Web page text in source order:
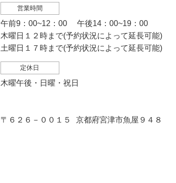
営業時間
午前9：00~12：00 午後14：00~19：00
木曜日１２時まで(予約状況によって延長可能)
土曜日１７時まで(予約状況によって延長可能)
定休日
木曜午後・日曜・祝日
〒６２６－００１５ 京都府宮津市魚屋９４８